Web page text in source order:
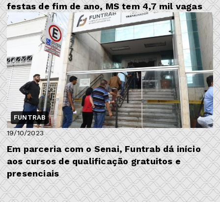
festas de fim de ano, MS tem 4,7 mil vagas
FUNTRAB
19/10/2023
Em parceria com o Senai, Funtrab dá início
aos cursos de qualificação gratuitos e
presenciais